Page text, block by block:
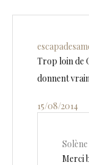
Trop loin de
donnent
15/08/2014
Solène
Merci